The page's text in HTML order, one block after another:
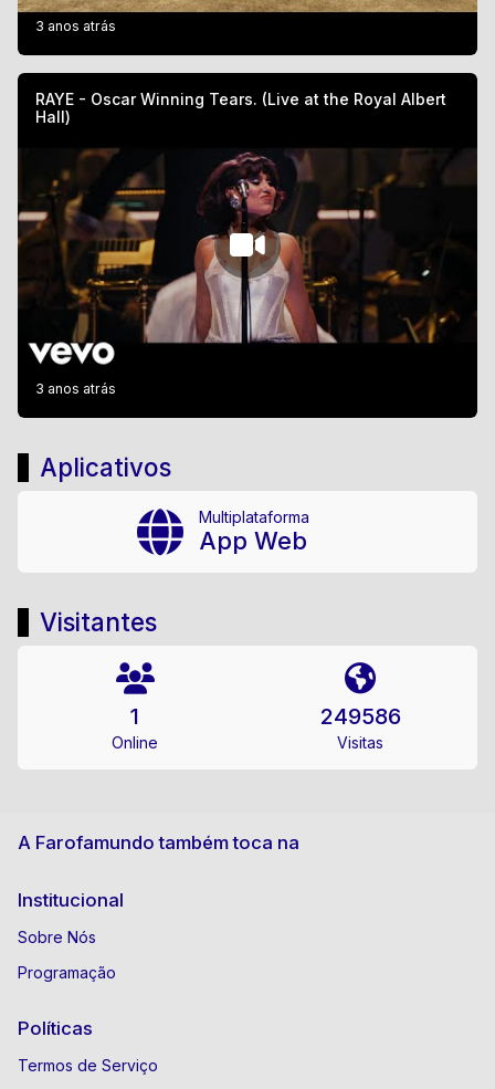
3 anos atrás
RAYE - Oscar Winning Tears. (Live at the Royal Albert
Hall)
3 anos atrás
Aplicativos
Multiplataforma
App Web
Visitantes
1
Online
249586
Visitas
A Farofamundo também toca na
Institucional
Sobre Nós
Programação
Políticas
Termos de Serviço